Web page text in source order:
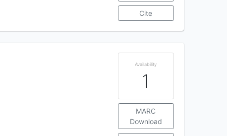
Cite
Availability
1
MARC
Download